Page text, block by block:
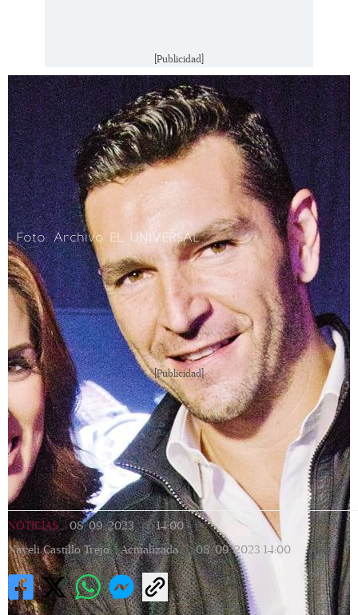
[Publicidad]
Foto: Archivo EL UNIVERSAL
[Publicidad]
NOTICIAS 08/09/2023 | 14:00 |
Nayeli Castillo Trejo | Actualizada 08/09/2023 14:00